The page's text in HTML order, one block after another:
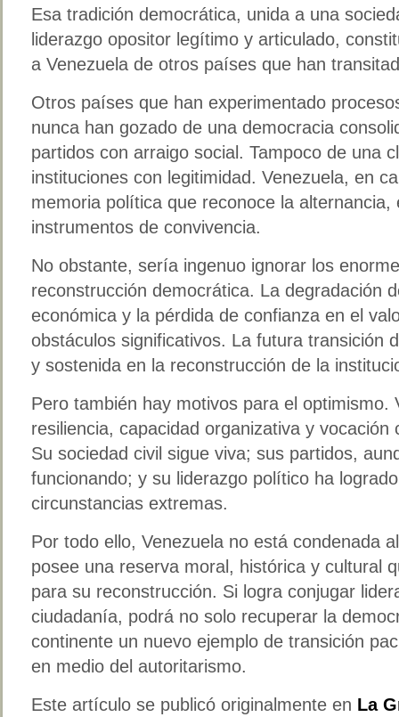
Esa tradición democrática, unida a una
liderazgo opositor legítimo y articulado,
a Venezuela de otros países que han
Otros países que han experimentado
nunca han gozado de una democracia
partidos con arraigo social. Tampoco de una
instituciones con legitimidad. Venezuela, en
memoria política que reconoce la
instrumentos de convivencia.
No obstante, sería ingenuo ignorar los
reconstrucción democrática. La degradación
económica y la pérdida de confianza en el
obstáculos significativos. La futura transición
y sostenida en la reconstrucción de la
Pero también hay motivos para el optimismo.
resiliencia, capacidad organizativa y
Su sociedad civil sigue viva; sus partidos,
funcionando; y su liderazgo político ha
circunstancias extremas.
Por todo ello, Venezuela no está condenada
posee una reserva moral, histórica y cultural
para su reconstrucción. Si logra conjugar
ciudadanía, podrá no solo recuperar la
continente un nuevo ejemplo de transición
en medio del autoritarismo.
Este artículo se publicó originalmente en La